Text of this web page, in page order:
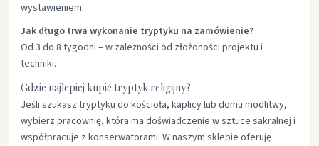
wystawieniem.
Jak długo trwa wykonanie tryptyku na zamówienie?
Od 3 do 8 tygodni – w zależności od złożoności projektu i
techniki.
Gdzie najlepiej kupić tryptyk religijny?
Jeśli szukasz tryptyku do kościoła, kaplicy lub domu modlitwy,
wybierz pracownię, która ma doświadczenie w sztuce sakralnej i
współpracuje z konserwatorami. W naszym sklepie oferuję